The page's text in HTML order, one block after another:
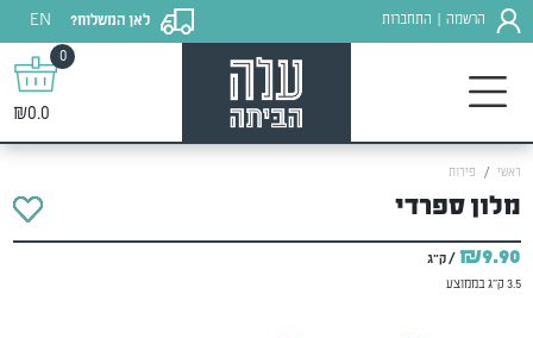
הרשמה התחברות לאן המשלוח?
EN
0
₪0.0
ראשי פירות
מלון ספרדי
₪9.90 / ק"ג
3.5 ק"ג בממוצע